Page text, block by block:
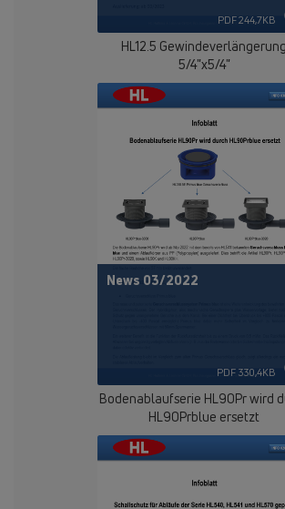
PDF 244,7KB
HL12.5 Gewindeverlängerung
5/4"x5/4"
News 03/2022
PDF 330,4KB
Bodenablaufserie HL90Pr wird
HL90Prblue ersetzt